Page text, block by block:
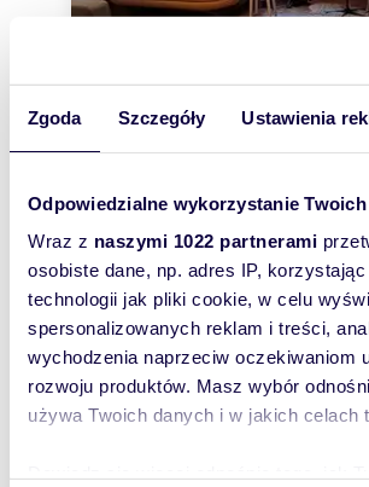
Zgoda Szczegóły Ustawienia
Odpowiedzialne wykorzystanie
Wraz z naszymi 1022 partnerami
osobiste dane, np. adres IP,
technologii jak pliki cookie, w celu
spersonalizowanych reklam i treści,
wychodzenia naprzeciw oczekiwaniom
rozwoju produktów. Masz wybór
używa Twoich danych i w jakich celach
windą i zielonym skwerem
690 000 zł
mieszkanie Warszawa, Ochota,
Warszawskiej 1920 roku
Na sprzedaż mieszkanie 39m2 (salon z
kuchnia, łazienka, przedpokój) w
kamienicy z cegły na Starej Ochocie (